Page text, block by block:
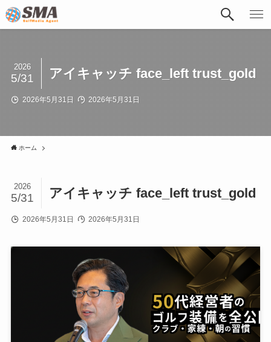
アイキャッチ face_left trust_gold
2026
5/31
2026年5月31日 2026年5月31日
ホーム
アイキャッチ face_left trust_gold
2026
5/31
2026年5月31日 2026年5月31日